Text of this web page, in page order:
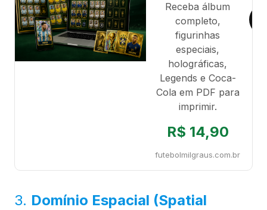
Receba álbum
completo,
figurinhas
especiais,
holográficas,
Legends e Coca-
Cola em PDF para
imprimir.
R$ 14,90
futebolmilgraus.com.br
3. Domínio Espacial (Spatial